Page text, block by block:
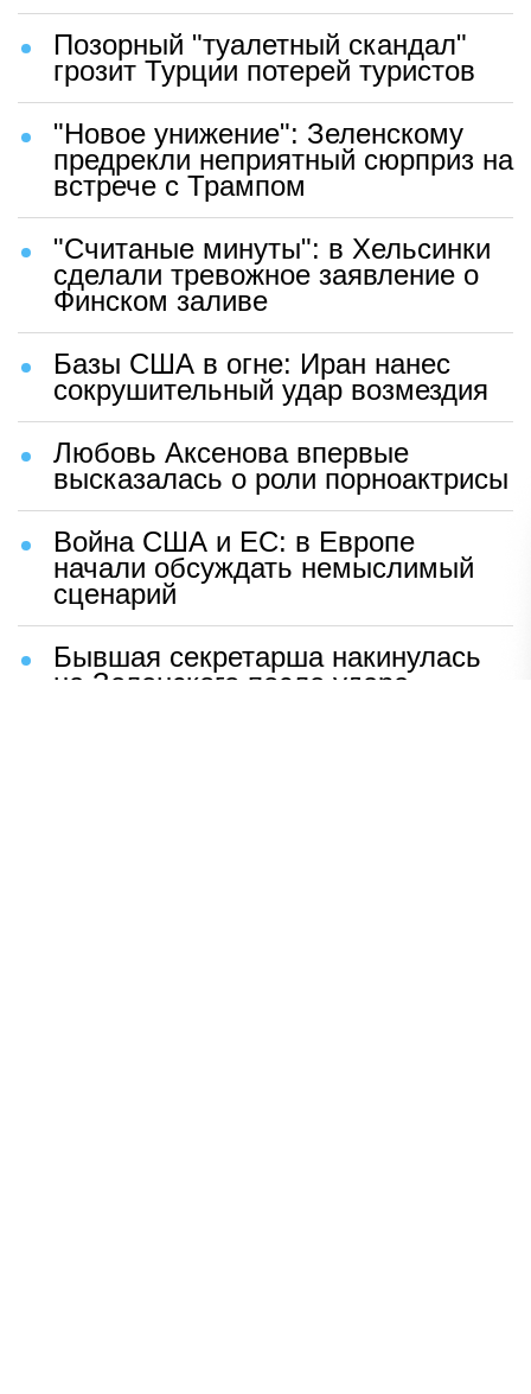
Позорный "туалетный скандал"
грозит Турции потерей туристов
"Новое унижение": Зеленскому
предрекли неприятный сюрприз на
встрече с Трампом
"Считаные минуты": в Хельсинки
сделали тревожное заявление о
Финском заливе
Базы США в огне: Иран нанес
сокрушительный удар возмездия
Любовь Аксенова впервые
высказалась о роли порноактрисы
Война США и ЕС: в Европе
начали обсуждать немыслимый
сценарий
Бывшая секретарша накинулась
на Зеленского после удара